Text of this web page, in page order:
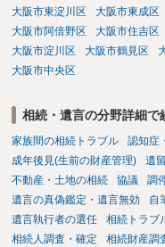
大阪市東淀川区
大阪市東成区
大阪市阿倍野区
大阪市住吉区
大阪市淀川区
大阪市鶴見区
大阪市中央区
相続・遺言の分野詳細で
家族間の相続トラブル 認知症
成年後見(生前の財産管理)
遺
不動産・土地の相続
協議 調
遺言の真偽鑑定・遺言無効
自
遺言執行者の選任
相続トラブ
相続人調査・確定
相続財産調